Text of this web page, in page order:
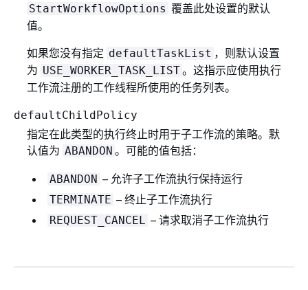
StartWorkflowOptions 覆盖此处设置的默认
值。
如果您没有指定 defaultTaskList ，则默认设置
为 USE_WORKER_TASK_LIST。这指示应使用执行
工作流注册的工作线程所使用的任务列表。
defaultChildPolicy
指定在此类型的执行终止时用于子工作流的策略。默
认值为 ABANDON 。可能的值包括：
ABANDON – 允许子工作流执行保持运行
TERMINATE – 终止子工作流执行
REQUEST_CANCEL – 请求取消子工作流执行